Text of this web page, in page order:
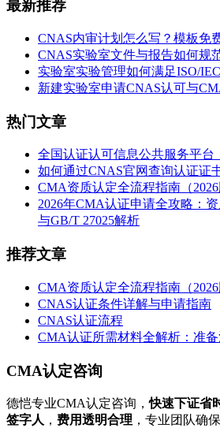
最新推荐
CNAS内审计划怎么写？模板免
CNAS实验室文件与报告如何规
实验室实验管理如何满足ISO/
新建实验室申请CNAS认可与
热门文章
全国认证认可信息公共服务平台
如何通过CNAS官网查询认证证
CMA资质认定全流程指南（2026
2026年CMA认证申请全攻略：
与GB/T 27025解析
推荐文章
CMA资质认定全流程指南（2026
CNAS认证条件详解与申请指南
CNAS认证流程
CMA认证所需材料全解析：准
CMA认定咨询
德恺专业CMA认定咨询，快速下证省
签字人 ， 费用透明合理 ，专业团队确